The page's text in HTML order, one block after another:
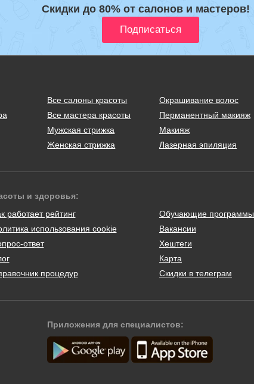
Скидки до 80% от салонов и мастеров!
Все салоны красоты
Все мастера красоты
Мужская стрижка
Женская стрижка
Окрашивание волос
Перманентный макияж
Макияж
Лазерная эпиляция
и здоровья:
работает рейтинг
использования cookie
ответ
процедур
Обучающие программы
Вакансии
Хештеги
Карта
Скидки в телеграм
Приложения для специалистов: